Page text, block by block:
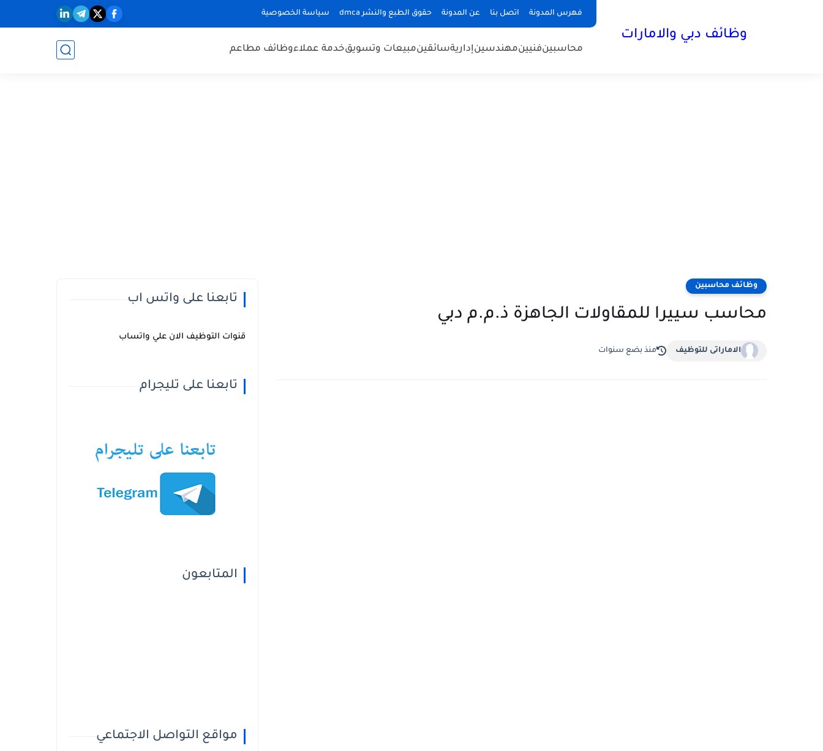
فهرس المدونة اتصل بنا عن المدونة حقوق الطبع والنشر dmca سياسة الخصوصية
وظائف دبي والامارات
محاسبينفنيينمهندسينإداريةسائقينمبيعات وتسويقخدمة عملاءوظائف مطاعم
وظائف محاسبين
محاسب سييرا للمقاولات الجاهزة ذ.م.م دبي
الاماراتى للتوظيف منذ بضع سنوات
تابعنا على واتس اب
قنوات التوظيف الان علي واتساب
تابعنا على تليجرام
المتابعون
مواقع التواصل الاجتماعي